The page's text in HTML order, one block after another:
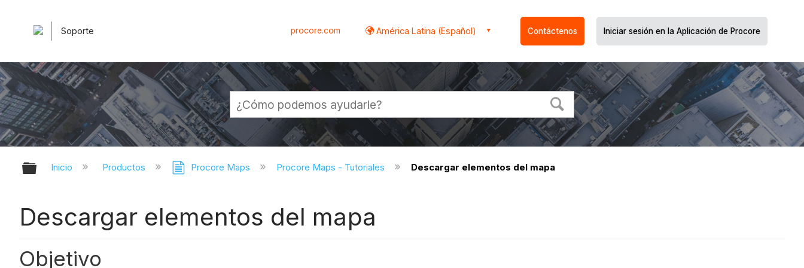
Soporte procore.com América Latina (Español) Contáctenos Iniciar sesión en la Aplicación de Procore
Expandir/contraer jerarquía global
Inicio Productos Procore Maps Procore Maps - Tutoriales Descargar elementos del mapa
Descargar elementos del mapa
Objetivo